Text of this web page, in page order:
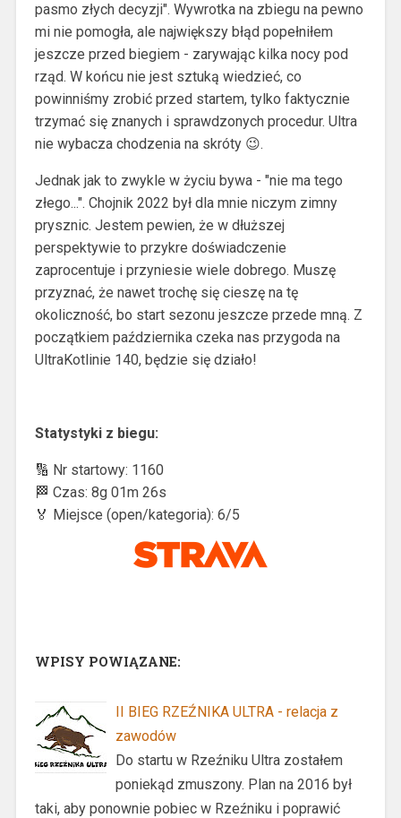
pasmo złych decyzji". Wywrotka na zbiegu na pewno
mi nie pomogła, ale największy błąd popełniłem
jeszcze przed biegiem - zarywając kilka nocy pod
rząd. W końcu nie jest sztuką wiedzieć, co
powinniśmy zrobić przed startem, tylko faktycznie
trzymać się znanych i sprawdzonych procedur. Ultra
nie wybacza chodzenia na skróty 😉.
Jednak jak to zwykle w życiu bywa - "nie ma tego
złego...". Chojnik 2022 był dla mnie niczym zimny
prysznic. Jestem pewien, że w dłuższej
perspektywie to przykre doświadczenie
zaprocentuje i przyniesie wiele dobrego. Muszę
przyznać, że nawet trochę się cieszę na tę
okoliczność, bo start sezonu jeszcze przede mną. Z
początkiem października czeka nas przygoda na
UltraKotlinie 140, będzie się działo!
Statystyki z biegu:
🔢 Nr startowy: 1160
🏁 Czas: 8g 01m 26s
🏅 Miejsce (open/kategoria): 6/5
WPISY POWIĄZANE:
II BIEG RZEŹNIKA ULTRA - relacja z
zawodów
Do startu w Rzeźniku Ultra zostałem
poniekąd zmuszony. Plan na 2016 był
taki, aby ponownie pobiec w Rzeźniku i poprawić